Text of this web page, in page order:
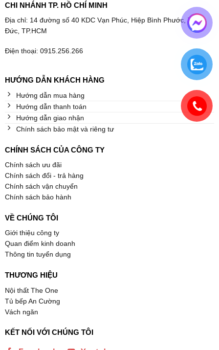
CHI NHÁNH TP. HỒ CHÍ MINH
Địa chỉ: 14 đường số 40 KDC Vạn Phúc, Hiệp Bình Phước, Thủ
Đức, TP.HCM
Điện thoại: 0915.256.266
HƯỚNG DẪN KHÁCH HÀNG
Hướng dẫn mua hàng
Hướng dẫn thanh toán
Hướng dẫn giao nhận
Chính sách bảo mật và riêng tư
CHÍNH SÁCH CỦA CÔNG TY
Chính sách ưu đãi
Chính sách đổi - trả hàng
Chính sách vận chuyển
Chính sách bảo hành
VỀ CHÚNG TÔI
Giới thiệu công ty
Quan điểm kinh doanh
Thông tin tuyển dụng
THƯƠNG HIỆU
Nội thất The One
Tủ bếp An Cường
Vách ngăn
KẾT NỐI VỚI CHÚNG TÔI